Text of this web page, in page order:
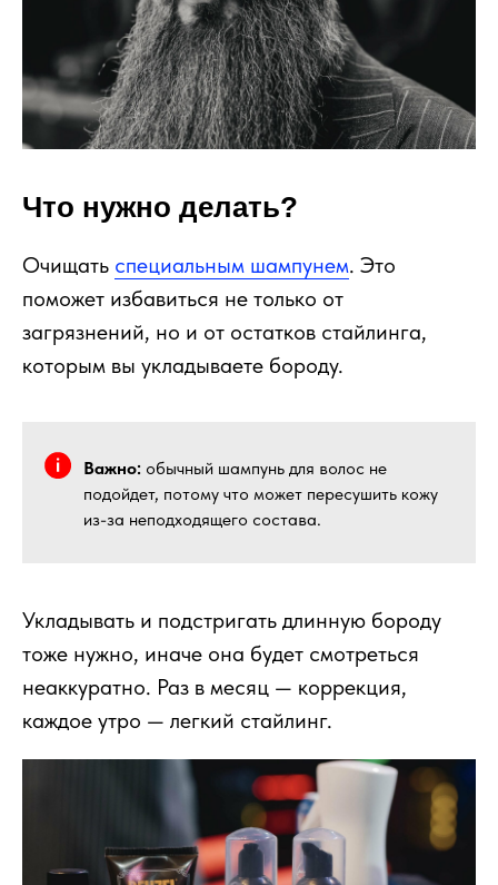
Что нужно делать?
Очищать специальным шампунем. Это
поможет избавиться не только от
загрязнений, но и от остатков стайлинга,
которым вы укладываете бороду.
Важно: обычный шампунь для волос не
подойдет, потому что может пересушить кожу
из-за неподходящего состава.
Укладывать и подстригать длинную бороду
тоже нужно, иначе она будет смотреться
неаккуратно. Раз в месяц — коррекция,
каждое утро — легкий стайлинг.